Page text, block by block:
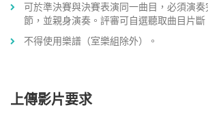
可於準決賽與決賽表演同一曲目，必須演
節，並親身演奏。評審可自選聽取曲目片斷
不得使用樂譜（室樂組除外）。
上傳影片要求